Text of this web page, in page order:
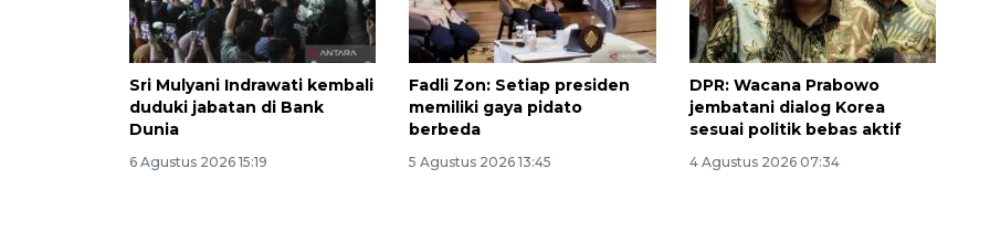
Sri Mulyani Indrawati kembali
duduki jabatan di Bank
Dunia
6 Agustus 2026 15:19
Fadli Zon: Setiap presiden
memiliki gaya pidato
berbeda
5 Agustus 2026 13:45
DPR: Wacana Prabowo
jembatani dialog Korea
sesuai politik bebas aktif
4 Agustus 2026 07:34